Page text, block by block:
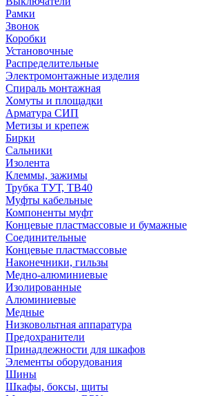
Рамки
Звонок
Коробки
Установочные
Распределительные
Электромонтажные изделия
Спираль монтажная
Хомуты и площадки
Арматура СИП
Метизы и крепеж
Бирки
Сальники
Изолента
Клеммы, зажимы
Трубка ТУТ, ТВ40
Муфты кабельные
Компоненты муфт
Концевые пластмассовые и бумажные
Соединительные
Концевые пластмассовые
Наконечники, гильзы
Медно-алюминиевые
Изолированные
Алюминиевые
Медные
Низковольтная аппаратура
Предохранители
Принадлежности для шкафов
Элементы оборудования
Шины
Шкафы, боксы, щиты